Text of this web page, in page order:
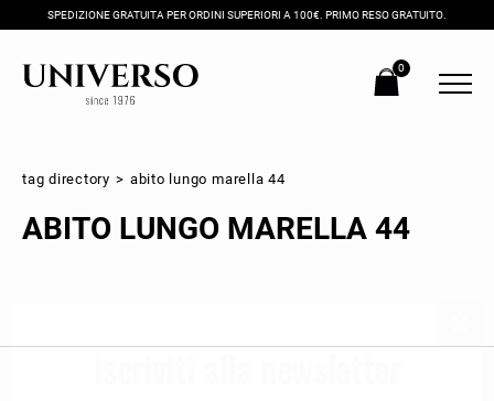
SPEDIZIONE GRATUITA PER ORDINI SUPERIORI A 100€. PRIMO RESO GRATUITO.
0
tag directory > abito lungo marella 44
ABITO LUNGO MARELLA 44